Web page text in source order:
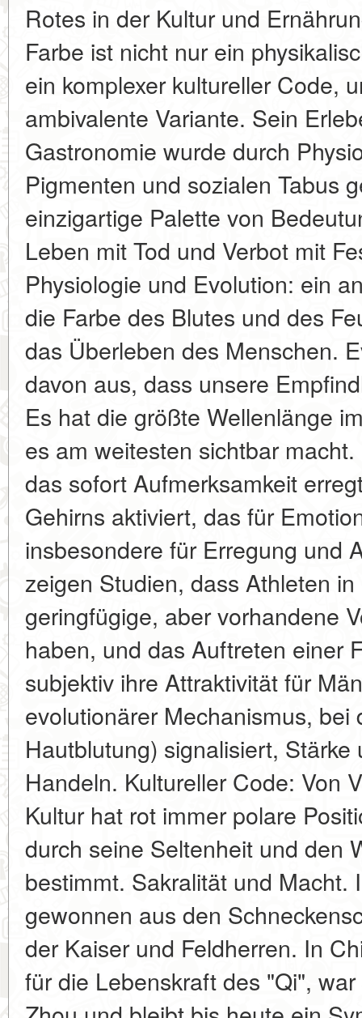
Rotes in der Kultur und
Farbe ist nicht nur ein
ein komplexer kultureller Code,
ambivalente Variante. Sein
Gastronomie wurde durch
Pigmenten und sozialen Tabus
einzigartige Palette von
Leben mit Tod und Verbot mit
Physiologie und Evolution: ein
die Farbe des Blutes und des
das Überleben des Menschen.
davon aus, dass unsere
Es hat die größte Wellenlänge
es am weitesten sichtbar
das sofort Aufmerksamkeit
Gehirns aktiviert, das für
insbesondere für Erregung und
zeigen Studien, dass Athleten
geringfügige, aber vorhandene
haben, und das Auftreten einer
subjektiv ihre Attraktivität für
evolutionärer Mechanismus,
Hautblutung) signalisiert,
Handeln. Kultureller Code: Von
Kultur hat rot immer polare
durch seine Seltenheit und den
bestimmt. Sakralität und Macht.
gewonnen aus den
der Kaiser und Feldherren. In
für die Lebenskraft des "Qi",